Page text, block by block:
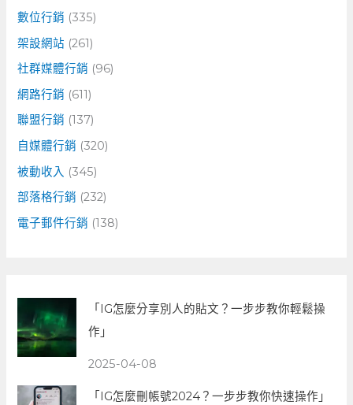
數位行銷 (335)
架設網站 (261)
社群媒體行銷 (96)
網路行銷 (611)
聯盟行銷 (137)
自媒體行銷 (320)
被動收入 (345)
部落格行銷 (232)
電子郵件行銷 (138)
「IG怎麼分享別人的貼文？一步步教你輕鬆操
作」
2025-04-08
「IG怎麼刪帳號2024？一步步教你快速操作」